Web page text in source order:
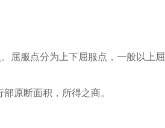
屈服点分为上下屈服点，一般以上屈
原断面积，所得之商。